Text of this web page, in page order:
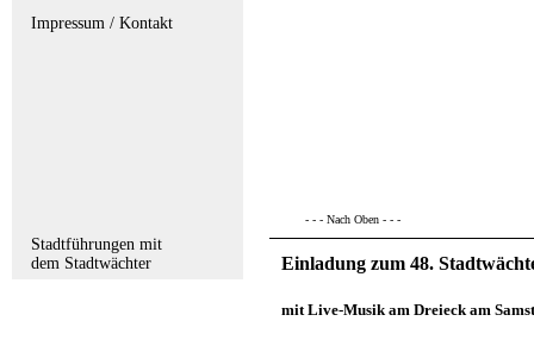
Impressum / Kontakt
Stadtführungen mit
dem Stadtwächter
- - - Nach Oben - - -
Einladung zum 48.
mit Live-Musik am Dreieck am